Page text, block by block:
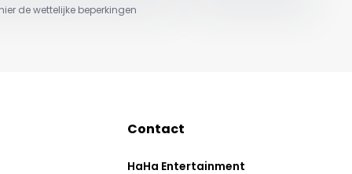
de wettelijke beperkingen
Contact
HaHa Entertainment